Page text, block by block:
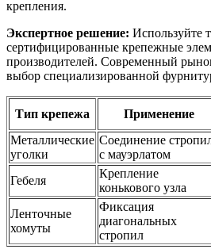
крепления.
Экспертное решение: Используйте
сертифицированные крепежные
производителей. Современный
выбор специализированной
Тип крепежа Применение
Металлические
уголки
Соединение
с мауэрлатом
Гебеля
Крепление
конькового узла
Ленточные
хомуты
Фиксация
диагональных
стропил